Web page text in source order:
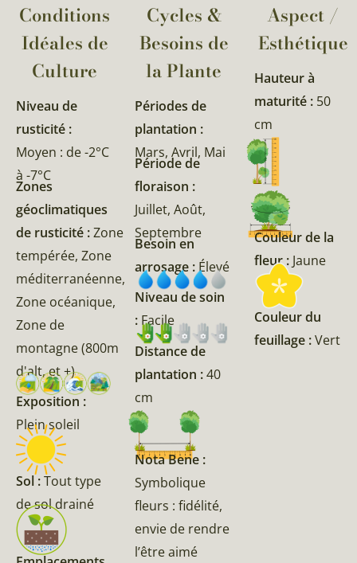
Conditions
Idéales de
Culture
Niveau de
rusticité :
Moyen : de -2°C
à -7°C
Zones
géoclimatiques
de rusticité :Zone
tempérée, Zone
méditerranéenne,
Zone océanique,
Zone de
montagne (800m
d'alt, et +)
Exposition :
Plein soleil
Sol :Tout type
de sol drainé
Cycles &
Besoins de
la Plante​
Périodes de
plantation :
Mars, Avril, Mai
Période de
floraison :
Juillet, Août,
Septembre
Besoin en
arrosage :Élevé
Niveau de soin
: Facile
Distance de
plantation :40
cm
Nota Bene :
Symbolique
fleurs : fidélité,
envie de rendre
l’être aimé
Aspect /
Esthétique
Hauteur à
maturité : 50
cm
Couleur de la
fleur : Jaune
Couleur du
feuillage :Vert